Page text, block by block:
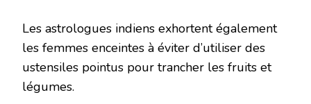
Les astrologues indiens exhortent également
les femmes enceintes à éviter d’utiliser des
ustensiles pointus pour trancher les fruits et
légumes.